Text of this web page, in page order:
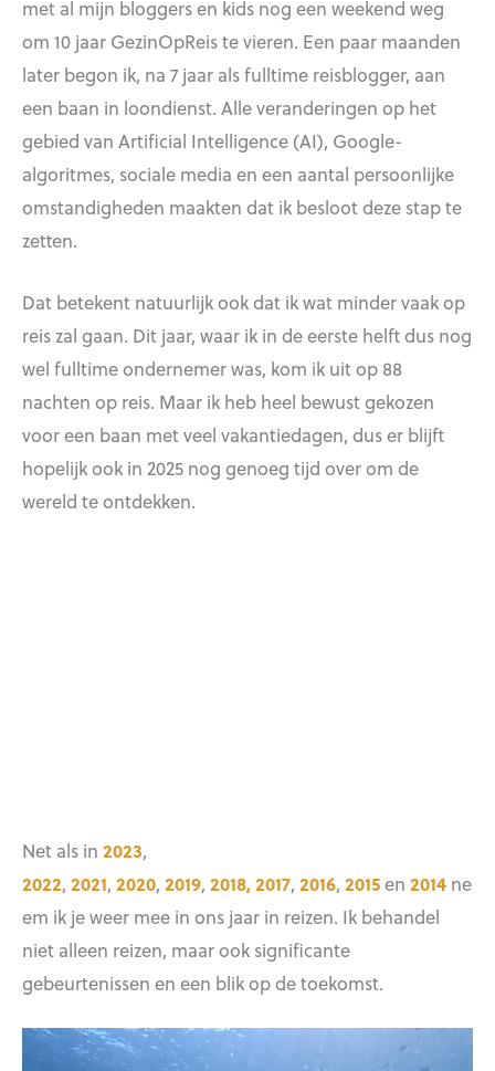
met al mijn bloggers en kids nog een weekend weg
om 10 jaar GezinOpReis te vieren. Een paar maanden
later begon ik, na 7 jaar als fulltime reisblogger, aan
een baan in loondienst. Alle veranderingen op het
gebied van Artificial Intelligence (AI), Google-
algoritmes, sociale media en een aantal persoonlijke
omstandigheden maakten dat ik besloot deze stap te
zetten.
Dat betekent natuurlijk ook dat ik wat minder vaak op
reis zal gaan. Dit jaar, waar ik in de eerste helft dus nog
wel fulltime ondernemer was, kom ik uit op 88
nachten op reis. Maar ik heb heel bewust gekozen
voor een baan met veel vakantiedagen, dus er blijft
hopelijk ook in 2025 nog genoeg tijd over om de
wereld te ontdekken.
Net als in 2023,
2022, 2021, 2020, 2019, 2018,2017, 2016, 2015en 2014 ne
em ik je weer mee in ons jaar in reizen. Ik behandel
niet alleen reizen, maar ook significante
gebeurtenissen en een blik op de toekomst.